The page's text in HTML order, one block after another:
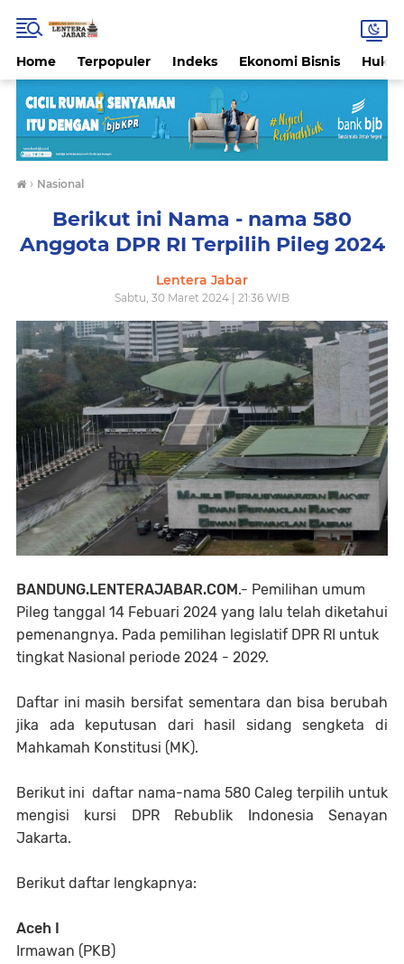
Home Terpopuler Indeks Ekonomi Bisnis
› Nasional
Berikut ini Nama - nama 580
Anggota DPR RI Terpilih Pileg 2024
Lentera Jabar
Sabtu, 30 Maret 2024 | 21:36 WIB
BANDUNG.LENTERAJABAR.COM .- Pemilihan umum
Pileg tanggal 14 Febuari 2024 yang lalu telah diketahui
pemenangnya. Pada pemilihan legislatif DPR RI untuk
tingkat Nasional periode 2024 - 2029.
Daftar ini masih bersifat sementara dan bisa berubah
jika ada keputusan dari hasil sidang sengketa di
Mahkamah Konstitusi (MK).
Berikut ini daftar nama-nama 580 Caleg terpilih untuk
mengisi kursi DPR Rebublik Indonesia Senayan
Jakarta.
Berikut daftar lengkapnya:
Aceh I
Irmawan (PKB)